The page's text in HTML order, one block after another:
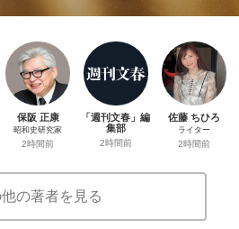
保阪 正康
昭和史研究家
2時間前
「週刊文春」編
集部
2時間前
佐藤 ちひろ
ライター
2時間前
の著者を見る